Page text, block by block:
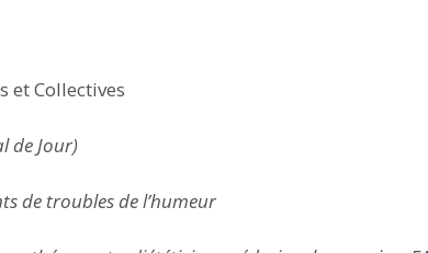
et Collectives
de Jour)
de troubles de l’humeur